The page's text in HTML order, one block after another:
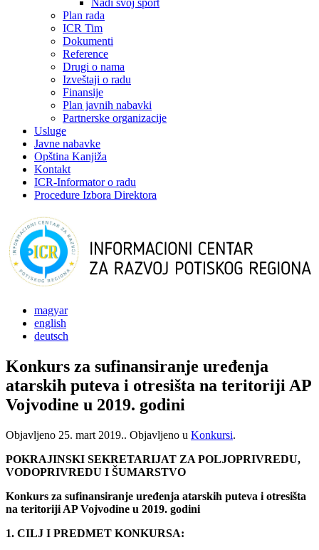
Nađi svoj sport
Plan rada
ICR Tim
Dokumenti
Reference
Drugi o nama
Izveštaji o radu
Finansije
Plan javnih nabavki
Partnerske organizacije
Usluge
Javne nabavke
Opština Kanjiža
Kontakt
ICR-Informator o radu
Procedure Izbora Direktora
magyar
english
deutsch
Konkurs za sufinansiranje uređenja
atarskih puteva i otresišta na teritoriji AP
Vojvodine u 2019. godini
Objavljeno 25. mart 2019.. Objavljeno u Konkursi.
POKRAJINSKI SEKRETARIJAT ZA POLJOPRIVREDU,
VODOPRIVREDU I ŠUMARSTVO
Konkurs za sufinansiranje uređenja atarskih puteva i otresišta
na teritoriji AP Vojvodine u 2019. godini
1. CILJ I PREDMET KONKURSA: